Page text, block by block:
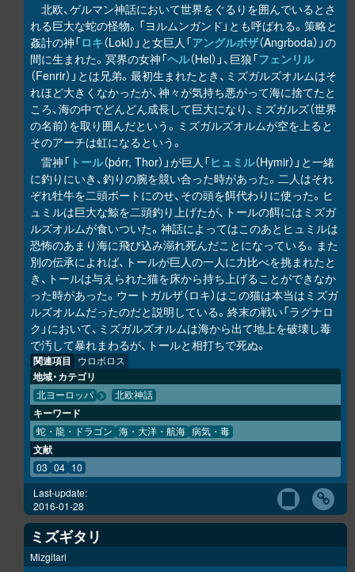
北欧、ゲルマン神話において世界をぐるりを囲んでいるとさ
れる巨大な蛇の怪物。「ヨルムンガンド」とも呼ばれる。策略と
姦計の神「ロキ（Loki）」と女巨人「アングルボザ（Angrboda）」の
間に生まれた。冥界の女神「ヘル（Hel）」、巨狼「フェンリル
（Fenrir）」とは兄弟。最初生まれたとき、ミズガルズオルムはそ
れほど大きくなかったが、神々が気持ち悪がって海に捨てたと
ころ、海の中でどんどん成長して巨大になり、ミズガルズ（世界
の名前）を取り囲んだという。ミズガルズオルムが空を上ると
そのアーチは虹になるという。
雷神「 トール（þórr, Thor）」が巨人「ヒュミル（Hymir）」と一緒
に釣りにいき、釣りの腕を競い合った時があった。二人はそれ
ぞれ牡牛を二頭ボートにのせ、その頭を餌代わりに使った。ヒ
ュミルは巨大な鯨を二頭釣り上げたが、トールの餌にはミズガ
ルズオルムが食いついた。神話によってはこのあとヒュミルは
恐怖のあまり海に飛び込み溺れ死んだことになっている。また
別の伝承によれば、トールが巨人の一人に力比べを挑まれたと
き、トールは与えられた猫を床から持ち上げることができなか
った時があった。ウートガルザ（ロキ）はこの猫は本当はミズガ
ルズオルムだったのだと説明している。終末の戦い「ラグナロ
ク」において、ミズガルズオルムは海から出て地上を破壊し毒
で汚して暴れまわるが、トールと相打ちで死ぬ。
関連項目 ウロボロス
地域・カテゴリ
北ヨーロッパ 北欧神話
キーワード
蛇・龍・ドラゴン 海・大洋・航海 病気・毒
文献
03 04 10
Last-update:
2016-01-28
ミズギタリ
Mizgitari